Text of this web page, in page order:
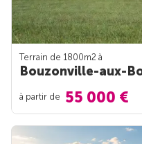
Terrain de 1800m2 à
Bouzonville-aux-
à partir de 55 000 €